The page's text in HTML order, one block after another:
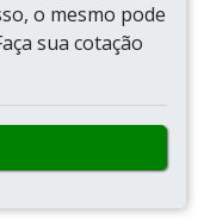
o mesmo pode
sua cotação